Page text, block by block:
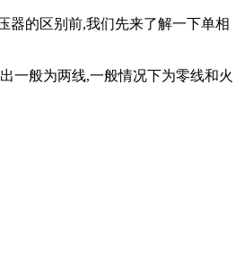
的区别前,我们先来了解一下单相
一般为两线,一般情况下为零线和火